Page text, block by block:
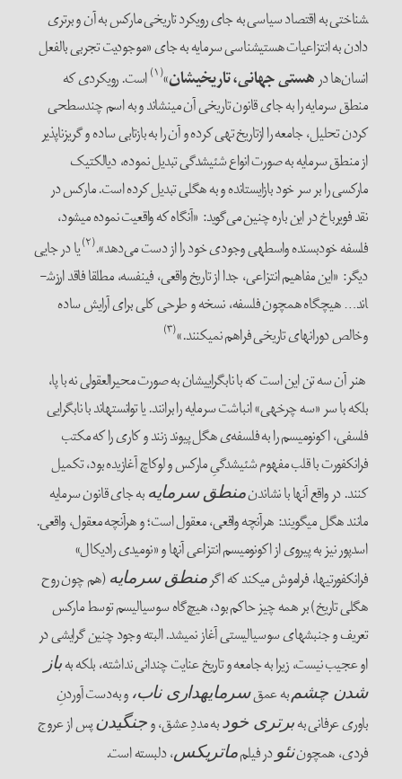
شناختی به اقتصاد سیاسی به جای رویکرد تاریخی مارکس به آن و برتری
دادن به انتزاعیات هستی­شناسی ­سرمایه به جای «موجودیت تجربی بالفعل
انسان‌ها در هستی جهانی، تاریخی­شان»(۱)
است. رویکردی که
منطق سرمایه را به جای قانون تاریخی آن می­نشاند و به اسم چندسطحی
کردن تحلیل، جامعه را ازتاریخ تهی کرده و آن را به بازتابی ساده و گریزناپذیر
از منطق سرمایه به صورت انواع شئی­شدگی تبدیل نموده، دیالکتیک
مارکسی را بر سر خود بازایستانده و به هگلی تبدیل کرده است. مارکس در
نقد فویرباخ در این باره چنین می‌گوید: «آن­گاه که واقعیت نموده می­شود،
فلسفه خودبسنده واسطه­ی وجودی خود را از دست می‌دهد».(۲) یا در جایی
دیگر: «این مفاهیم انتزاعی، جدا از تاریخ واقعی، فی­نفسه، مطلقا فاقد ارزش­
اند… هیچ­گاه هم­چون فلسفه، نسخه و طرحی کلی برای آرایش ساده
وخالص دوران­های تاریخی فراهم نمی­کنند.»(۳)
هنر آن سه تن این است که با ناب­گرایی­شان به صورت محیرالعقولی نه با پا،
بلکه با سر «سه چرخه­ی» انباشت سرمایه را ­برانند. یا توانسته­اند با ناب­گرایی
فلسفی، اکونومیسم را به فلسفه‌ی هگل پیوند زنند و کاری را که مکتب
فرانکفورت با قلب مفهوم شئی­شدگیِ مارکس و لوکاچ آغازیده بود، تکمیل
کنند. در واقع آنها با نشاندنمنطق سرمایه به جای قانون سرمایه
مانند هگل می­گویند: هرآن­چه واقعی، معقول است؛ و هرآن­چه معقول، واقعی.
اسدپور نیز به پیروی از اکونومیسم انتزاعی آنها و «نومیدی رادیکال»
فرانکفورتی­ها، فراموش می­کند که اگرمنطق سرمایه (هم چون روح
هگلی تاریخ) بر همه چیز حاکم بود، هیچ‌گاه سوسیالیسم توسط مارکس
تعریف و جنبش­های سوسیالیستی آغاز نمی­شد. البته وجود چنین گرایشی در
او عجیب نیست، زیرا به جامعه و تاریخ عنایت چندانی نداشته، بلکه بهباز
شدن چشمبه عمقسرمایه­داری ناب، و به‌دست آوردنِ
باوری عرفانی بهبرتری خودبه مددِ عشق، وجنگیدنپس از عروج
فردی، هم­چوننئودر فیلمماتریکس، دلبسته است.